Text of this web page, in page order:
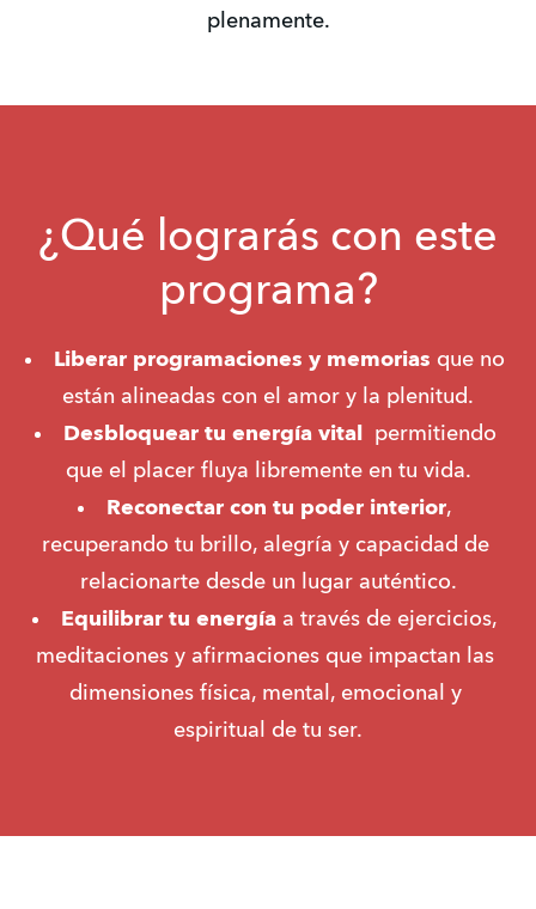
plenamente.
¿Qué lograrás con este
programa?
Liberar programaciones y memorias que no
están alineadas con el amor y la plenitud.
Desbloquear tu energía vital
permitiendo
que el placer fluya libremente en tu vida.
Reconectar con tu poder interior,
recuperando tu brillo, alegría y capacidad de
relacionarte desde un lugar auténtico.
Equilibrar tu energía a través de ejercicios,
meditaciones y afirmaciones que impactan las
dimensiones física, mental, emocional y
espiritual de tu ser.